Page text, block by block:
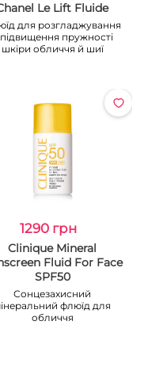
Le Lift Fluide
для розгладжування
пружності
шкіри обличчя й шиї
1290 грн
Clinique Mineral
Fluid For Face
SPF50
Сонцезахисний
флюїд для
обличчя